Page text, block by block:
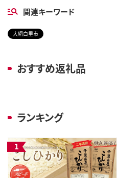
関連キーワード
大網白里市
おすすめ返礼品
ランキング